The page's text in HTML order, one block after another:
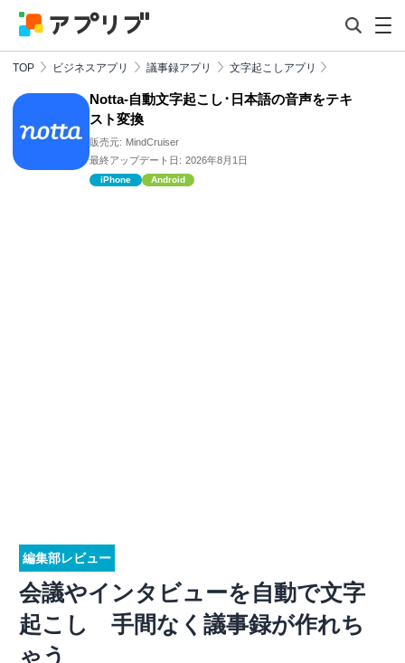
TOP ビジネスアプリ 議事録アプリ 文字起こしアプリ
Notta-自動文字起こし･日本語の音声をテキ
スト変換
販売元: MindCruiser
最終アップデート日: 2026年8月1日
iPhone Android
編集部レビュー
会議やインタビューを自動で文字
起こし 手間なく議事録が作れち
ゃう